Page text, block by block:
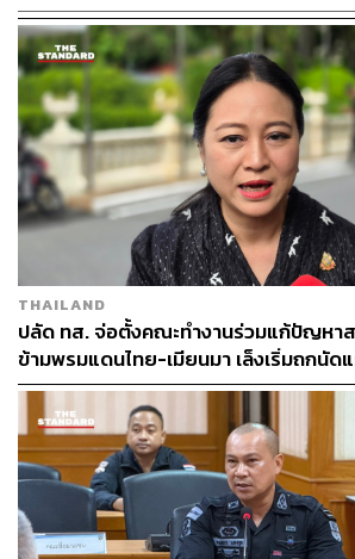
ร.อ. ธรรมนัส ยืนยันว่า จะไม่นำเรื่องส่ว
ส่วนตัว ที่ใครเคยรัก หรือไม่รัก หรือไม่มี
พรรคกล้าธรรม มาเป็นเงื่อนไขการทำห
ขาด เพราะพรรคกล้าธรรม จะทำหน้าที่
แค้น พร้อมขอให้สมาชิกพรรคฯ สามัคคี
ตนจะไม่ทำให้สมาชิกพรรคฯ ผิดหวัง
ส่วนที่มีนักวิชาการมองพรรคกล้าธรรมเ
ธรรมนัส ย้ำว่า พรรคกล้าธรรมมีศักดิ์ศรี
ค้าน ซึ่งจะทำหน้าที่อย่างดีที่สุด ดังนั้น หา
ไม่ได้มองปัญหาสังคม ไปให้ความสำคัญกั
สิ่งที่อันตรายที่สุด รวมถึงการบริหารประเ
เรื่องสำคัญ
ร.อ. ธรรมนัส ยังขอให้คณะกรรมการบริ
ทำหน้าที่ให้ดี สมกับที่ประชาชนได้เลือก
สส. เพิ่มขึ้น และยังกับชับรวมถึงผู้ช่วย แ
ฟังความทุกข์ร้อนของประชาชน เพื่อแก้ไ
THAILAND
ปลัด ทส. จ่อตั้งคณะทำงานร่วมแก้ปัญหา
ข้ามพรมแดนไทย-เมียนมา เล็งเริ่มถกนัด